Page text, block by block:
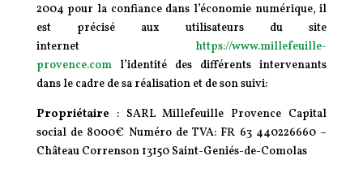
2004 pour la confiance dans l’économie numérique, il
est précisé aux utilisateurs du site
internet https://www.millefeuille-
provence.coml’identité des différents intervenants
dans le cadre de sa réalisation et de son suivi:
Propriétaire : SARL Millefeuille Provence Capital
social de 8000€ Numéro de TVA: FR 63 440226660 –
Château Correnson 13150 Saint-Geniés-de-Comolas